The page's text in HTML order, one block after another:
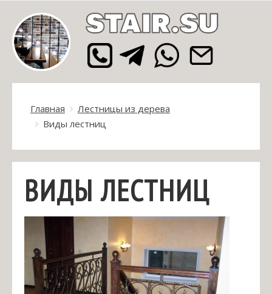
Главная
Лестницы из дерева
Виды лестниц
ВИДЫ ЛЕСТНИЦ